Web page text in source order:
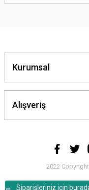
Siparişleriniz için
Kurumsal
Alışveriş
2022 Copyright